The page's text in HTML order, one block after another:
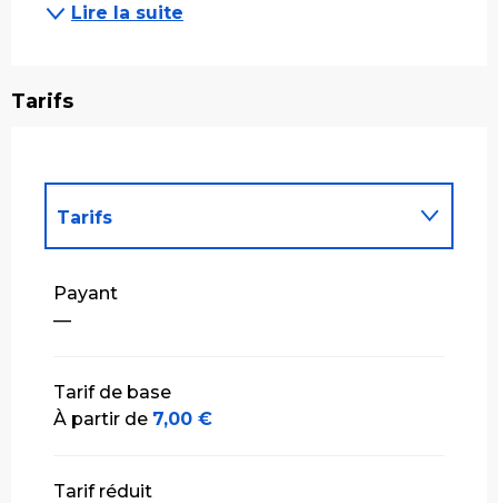
Lire la suite
Tarifs
Tarifs
Tarifs 2027
Payant
—
Tarif de base
À partir de 7,00 €
Tarif réduit